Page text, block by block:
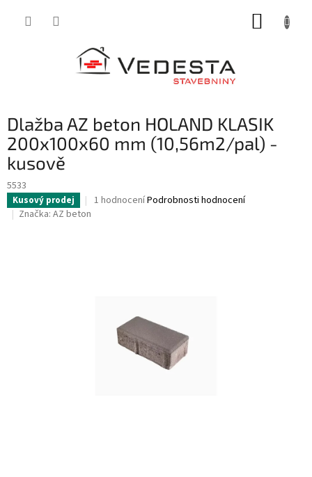
Dlažba AZ beton HOLAND KLASIK
200x100x60 mm (10,56m2/pal) -
kusově
5533
Kusový prodej
Průměrné
1 hodnoceníPodrobnosti hodnocení
Značka: AZ beton